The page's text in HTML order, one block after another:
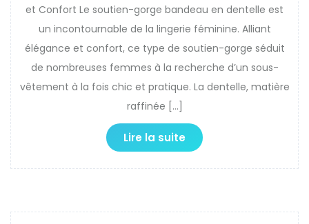
et Confort Le soutien-gorge bandeau en dentelle est
un incontournable de la lingerie féminine. Alliant
élégance et confort, ce type de soutien-gorge séduit
de nombreuses femmes à la recherche d’un sous-
vêtement à la fois chic et pratique. La dentelle, matière
raffinée […]
Lire la suite